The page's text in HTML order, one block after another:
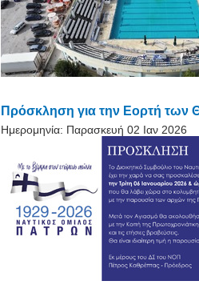
Πρόσκληση για την Εορτή των
Ημερομηνία: Παρασκευή 02 Ιαν 2026